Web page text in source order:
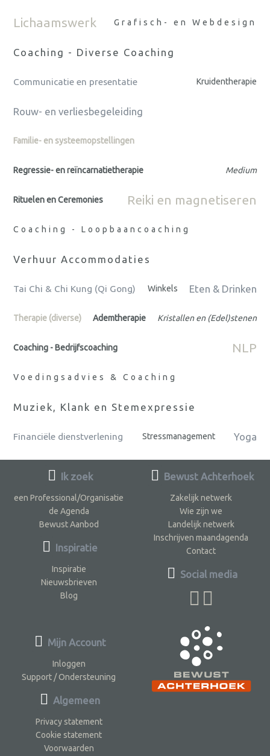
Lichaamswerk Grafisch- en Webdesign
Coaching - Diverse Coaching
Communicatie en presentatie Kruidentherapie
Rouw- en verliesbegeleiding
Familie- en systeemopstellingen
Regressie- en reïncarnatietherapie Medium
Rituelen en Ceremonies Reiki en magnetiseren
Coaching - Loopbaancoaching
Verhuur Accommodaties
Tai Chi & Chi Kung (Qi Gong) Winkels Eten & Drinken
Therapie (diverse) Ademtherapie Kristallen en (Edel)stenen
Coaching - Bedrijfscoaching NLP
Voedingsadvies & Coaching
Muziek, Klank en Stemexpressie
Financiële dienstverlening Stressmanagement Yoga
Ik zoek
een Professional/Organisatie
de Agenda
Bewust Aanbod
Inspiratie
Inspiratie
Nieuwsbrieven
Blog
Bewust Achterhoek
Zakelijk netwerk
Wie zijn we
Landelijk netwerk
Inschrijven maandagenda
Contact
Social media
Mijn Account
Inloggen
Support / Ondersteuning
Algemeen
Privacy statement
Cookie statement
Voorwaarden